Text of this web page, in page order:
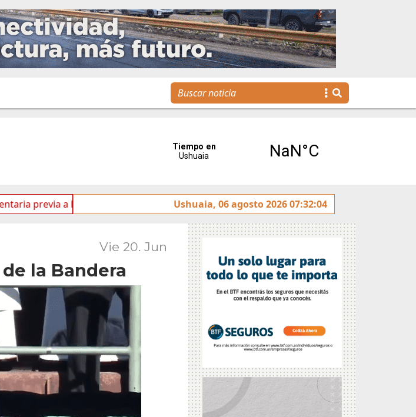
a la 5.ª Sesión Ordinaria La Escuela Municipal de Emprendedores impulsa la
Ushuaia, 06 agosto 2026 07:32:04
Vie 20. Jun
la Bandera